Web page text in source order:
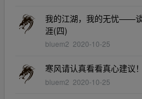
我的江湖，我的无忧——
涯(四)
bluem2 2020-10-25
寒风请认真看看真心建议！
bluem2 2020-10-25